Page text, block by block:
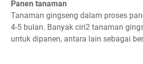
Panen tanaman
Tanaman gingseng dalam proses
4-5 bulan. Banyak ciri2 tanaman
untuk dipanen, antara lain sebagai